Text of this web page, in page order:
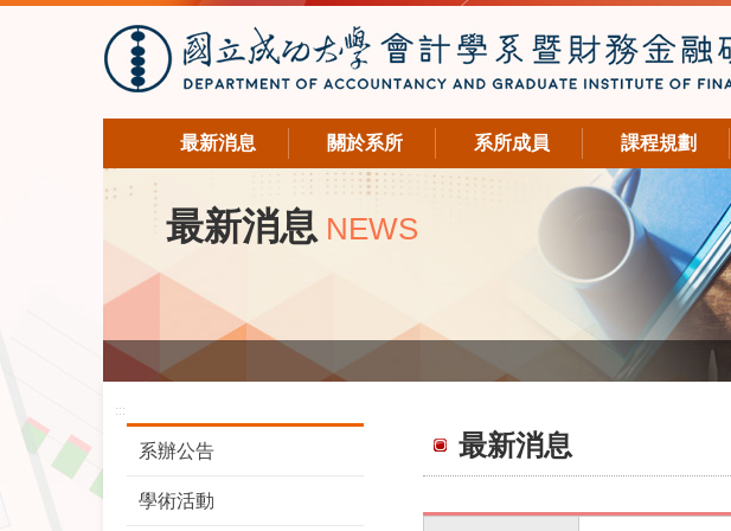
最新消息 關於系所 系所成員 課程規劃
最新消息 NEWS
:::
系辦公告
學術活動
最新消息